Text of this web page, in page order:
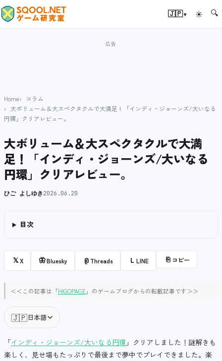
🇯🇵▾ ☀ 🔍
Home
コラム
大ボリューム＆大スペクタクルで大満足！「インディ・ジョーンズ/大いなる
円環」クリアレビュー。
大ボリューム＆大スペクタクルで大満
足！「インディ・ジョーンズ/大いなる
円環」クリアレビュー。
ひご よしゆき2026.06.20
目次
𝕏X 🦋Bluesky @ Threads L LINE ⎘ コピー
＜＜この記事は「HIGOPAGE」のゲームブログからの転載記事です＞＞
🇯🇵日本語
「インディ・ジョーンズ/大いなる円環 」クリアしました！謎解きも
楽しく、見せ場もたっぷりで最後まで夢中でプレイできました。楽